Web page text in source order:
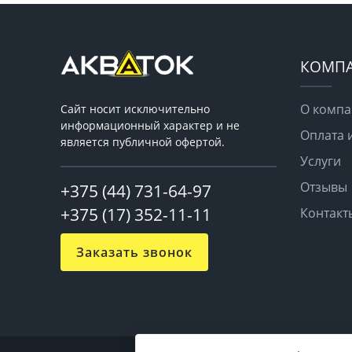
Сайт носит исключительно
информационный характер и не
является публичной офертой.
+375 (44) 731-64-97
+375 (17) 352-11-11
Заказать звонок
О
Оплата
Услуги
Отзывы